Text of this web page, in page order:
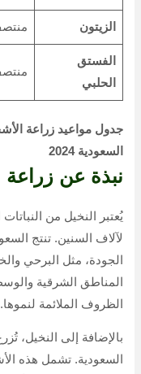
الزيتون
الفستق
الحلبي
جدول مواعيد زراعة
السعودية 2024
نبذة عن زراعة
يُعتبر النخيل من
لآلاف السنين. تنتج
الجودة، مثل البرحي
المناطق الشرقية
الظروف الملائمة لنموها.
بالإضافة إلى النخيل،
السعودية. تشمل هذه